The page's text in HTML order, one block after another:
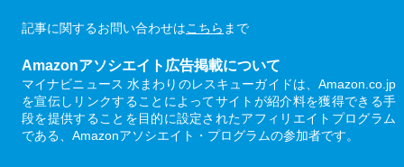
記事に関するお問い合わせはこちら まで
Amazonアソシエイト広告掲載について
マイナビニュース 水まわりのレスキューガイドは、Amazon.co.jp
を宣伝しリンクすることによってサイトが紹介料を獲得できる手
段を提供することを目的に設定されたアフィリエイトプログラム
である、Amazonアソシエイト・プログラムの参加者です。